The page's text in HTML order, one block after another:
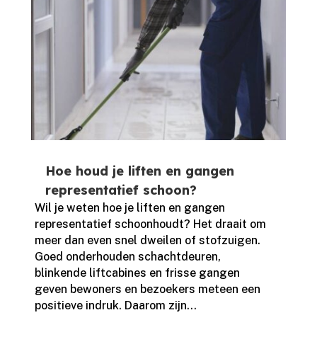
Hoe houd je liften en gangen
representatief schoon?
Wil je weten hoe je liften en gangen
representatief schoonhoudt? Het draait om
meer dan even snel dweilen of stofzuigen.​
Goed onderhouden schachtdeuren,
blinkende liftcabines en frisse gangen
geven bewoners en bezoekers meteen een
positieve indruk.​ Daarom zijn...